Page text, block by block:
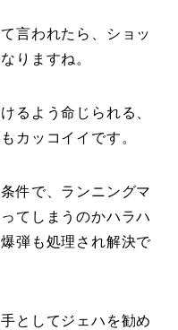
言われたら、ショッ
りますね。
るよう命じられる、
カッコイイです。
件で、ランニングマ
てしまうのかハラハ
弾も処理され解決で
としてジェハを勧め